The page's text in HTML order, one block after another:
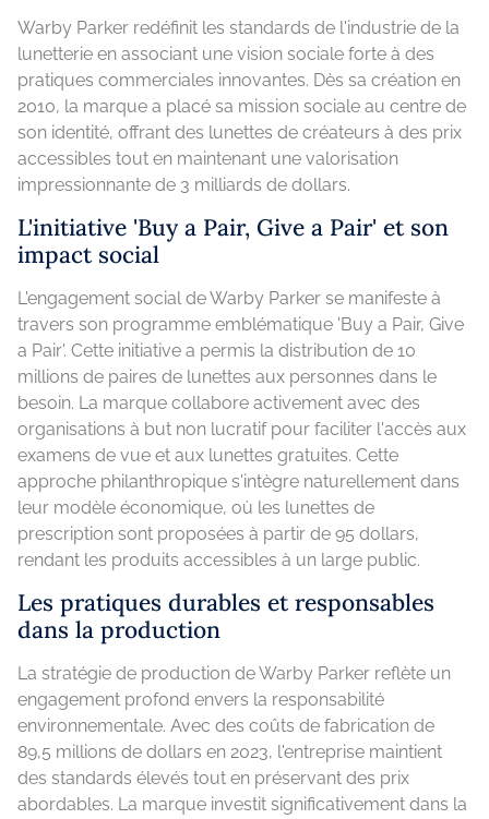
Warby Parker redéfinit les standards de l'industrie de la
lunetterie en associant une vision sociale forte à des
pratiques commerciales innovantes. Dès sa création en
2010, la marque a placé sa mission sociale au centre de
son identité, offrant des lunettes de créateurs à des prix
accessibles tout en maintenant une valorisation
impressionnante de 3 milliards de dollars.
L'initiative 'Buy a Pair, Give a Pair' et son
impact social
L'engagement social de Warby Parker se manifeste à
travers son programme emblématique 'Buy a Pair, Give
a Pair'. Cette initiative a permis la distribution de 10
millions de paires de lunettes aux personnes dans le
besoin. La marque collabore activement avec des
organisations à but non lucratif pour faciliter l'accès aux
examens de vue et aux lunettes gratuites. Cette
approche philanthropique s'intègre naturellement dans
leur modèle économique, où les lunettes de
prescription sont proposées à partir de 95 dollars,
rendant les produits accessibles à un large public.
Les pratiques durables et responsables
dans la production
La stratégie de production de Warby Parker reflète un
engagement profond envers la responsabilité
environnementale. Avec des coûts de fabrication de
89,5 millions de dollars en 2023, l'entreprise maintient
des standards élevés tout en préservant des prix
abordables. La marque investit significativement dans la